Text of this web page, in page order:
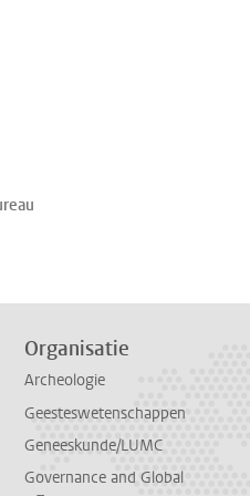
Mastodon
Organisatie
Archeologie
Geesteswetenschappen
Geneeskunde/LUMC
Governance and Global